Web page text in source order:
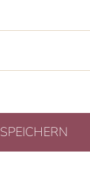
SPEICHERN